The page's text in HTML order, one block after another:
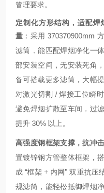
管理要求。
定制化方形结构，适配焊
量 ：采用 370370900mm
滤筒，能匹配焊烟净化一
部安装空间，无安装死角
备可搭载更多滤筒，大幅
对激光切割 / 焊接工位瞬
避免焊烟扩散至车间，过
提升 30% 以上。
高强度钢框架支撑，抗冲
置镀锌钢方管整体框架，
成 “框架 + 内网" 双重抗压
规滤筒，能轻松抵御焊烟